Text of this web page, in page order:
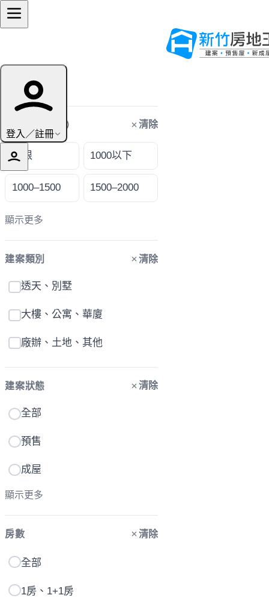
登入／註冊
篩選條件
購屋預算（萬） 清除
不限 1000以下
1000–1500 1500–2000
顯示更多
建案類別 清除
透天、別墅
大樓、公寓、華廈
廠辦、土地、其他
建案狀態 清除
全部
預售
成屋
顯示更多
房數 清除
全部
1房、1+1房